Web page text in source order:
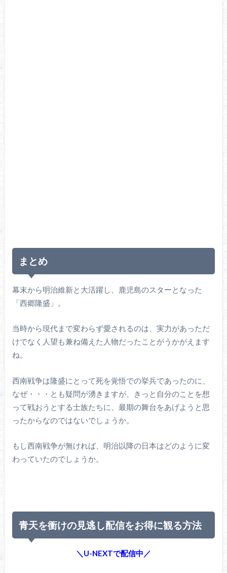
まとめ
幕末から明治維新と大活躍し、鹿児島のスターとなった
「西郷隆盛」。
当時から現代まで変わらず愛されるのは、実力があっただ
けでなく人望も兼ね備えた人物だったことがうかがえます
ね。
西南戦争は隆盛にとって死を覚悟での挙兵であったのに、
なぜ・・・とも疑問が湧きますが、きっと自分のことを想
って戦おうとする士族たちに、最期の舞台をあげようと思
ったからなのではないでしょうか。
もし西南戦争が無ければ、明治以降の日本はどのように変
わっていたのでしょうか。
青天を衝けの見逃し配信をお得に観る方法
＼U-NEXTで配信中／